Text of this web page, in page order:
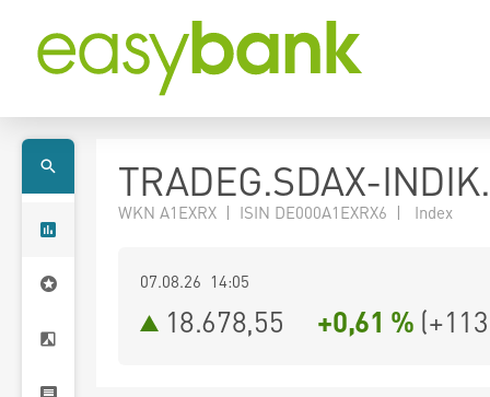
TRADEG.SDAX-
WKN A1EXRX | ISIN DE000A1EXRX6 | Index
07.08.26 14:05
18.678,55 +0,61 % (